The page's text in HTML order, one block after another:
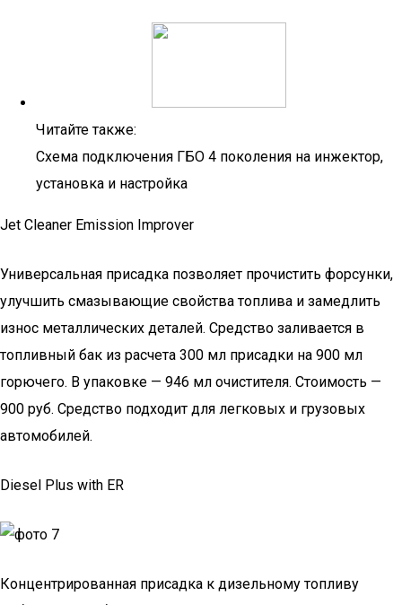
Читайте также:
Схема подключения ГБО 4 поколения на инжектор,
установка и настройка
Jet Cleaner Emission Improver
Универсальная присадка позволяет прочистить форсунки,
улучшить смазывающие свойства топлива и замедлить
износ металлических деталей. Средство заливается в
топливный бак из расчета 300 мл присадки на 900 мл
горючего. В упаковке — 946 мл очистителя. Стоимость —
900 руб. Средство подходит для легковых и грузовых
автомобилей.
Diesel Plus with ER
Концентрированная присадка к дизельному топливу